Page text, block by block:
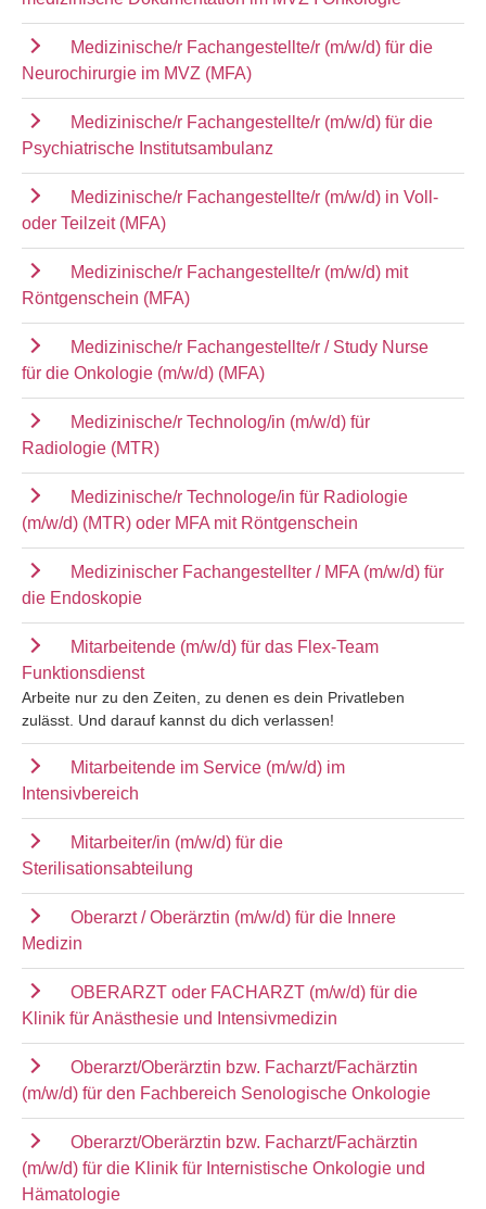
Medizinische/r Fachangestellte/r (m/w/d) für die
Neurochirurgie im MVZ (MFA)
Medizinische/r Fachangestellte/r (m/w/d) für die
Psychiatrische Institutsambulanz
Medizinische/r Fachangestellte/r (m/w/d) in Voll-
oder Teilzeit (MFA)
Medizinische/r Fachangestellte/r (m/w/d) mit
Röntgenschein (MFA)
Medizinische/r Fachangestellte/r / Study Nurse
für die Onkologie (m/w/d) (MFA)
Medizinische/r Technolog/in (m/w/d) für
Radiologie (MTR)
Medizinische/r Technologe/in für Radiologie
(m/w/d) (MTR) oder MFA mit Röntgenschein
Medizinischer Fachangestellter / MFA (m/w/d) für
die Endoskopie
Mitarbeitende (m/w/d) für das Flex-Team
Funktionsdienst
Arbeite nur zu den Zeiten, zu denen es dein Privatleben
zulässt. Und darauf kannst du dich verlassen!
Mitarbeitende im Service (m/w/d) im
Intensivbereich
Mitarbeiter/in (m/w/d) für die
Sterilisationsabteilung
Oberarzt / Oberärztin (m/w/d) für die Innere
Medizin
OBERARZT oder FACHARZT (m/w/d) für die
Klinik für Anästhesie und Intensivmedizin
Oberarzt/Oberärztin bzw. Facharzt/Fachärztin
(m/w/d) für den Fachbereich Senologische Onkologie
Oberarzt/Oberärztin bzw. Facharzt/Fachärztin
(m/w/d) für die Klinik für Internistische Onkologie und
Hämatologie